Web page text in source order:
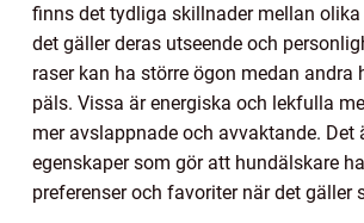
finns det tydliga skillnader mellan
det gäller deras utseende och
raser kan ha större ögon medan andra
päls. Vissa är energiska och lekfulla
mer avslappnade och avvaktande. Det
egenskaper som gör att hundälskare
preferenser och favoriter när det gäller